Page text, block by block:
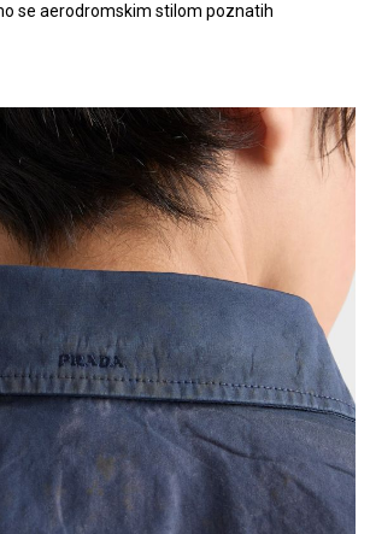
se aerodromskim stilom poznatih